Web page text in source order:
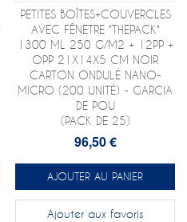
PETITES BOÎTES+COUVERCLES
AVEC FÊNETRE "THEPACK"
1300 ML 250 G/M2 + 12PP +
OPP 21X14X5 CM NOIR
CARTON ONDULÉ NANO-
MICRO (200 UNITÉ) - GARCIA
DE POU
(PACK DE 25)
96,50 €
AJOUTER AU PANIER
Ajouter aux favoris